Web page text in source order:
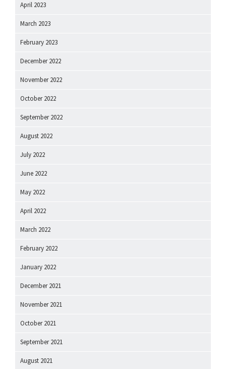
April 2023
March 2023
February 2023
December 2022
November 2022
October 2022
September 2022
August 2022
July 2022
June 2022
May 2022
April 2022
March 2022
February 2022
January 2022
December 2021
November 2021
October 2021
September 2021
August 2021